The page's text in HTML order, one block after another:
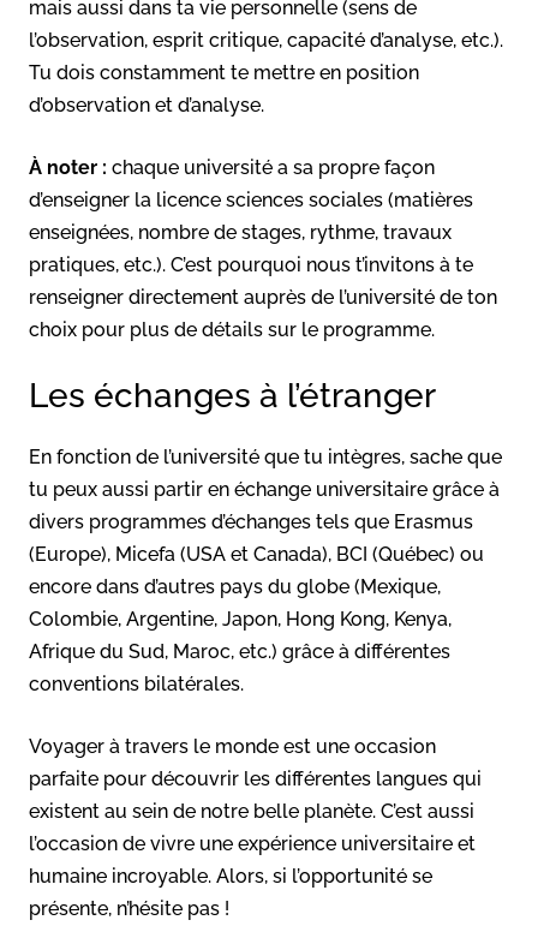
mais aussi dans ta vie personnelle (sens de
l’observation, esprit critique, capacité d’analyse, etc.).
Tu dois constamment te mettre en position
d’observation et d’analyse.
À noter : chaque université a sa propre façon
d’enseigner la licence sciences sociales (matières
enseignées, nombre de stages, rythme, travaux
pratiques, etc.). C’est pourquoi nous t’invitons à te
renseigner directement auprès de l’université de ton
choix pour plus de détails sur le programme.
Les échanges à l’étranger
En fonction de l’université que tu intègres, sache que
tu peux aussi partir en échange universitaire grâce à
divers programmes d’échanges tels que Erasmus
(Europe), Micefa (USA et Canada), BCI (Québec) ou
encore dans d’autres pays du globe (Mexique,
Colombie, Argentine, Japon, Hong Kong, Kenya,
Afrique du Sud, Maroc, etc.) grâce à différentes
conventions bilatérales.
Voyager à travers le monde est une occasion
parfaite pour découvrir les différentes langues qui
existent au sein de notre belle planète. C’est aussi
l’occasion de vivre une expérience universitaire et
humaine incroyable. Alors, si l’opportunité se
présente, n’hésite pas !